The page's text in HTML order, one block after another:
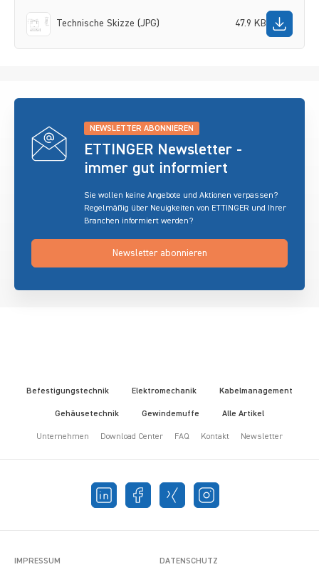
Technische Skizze (JPG) 47.9 KB
NEWSLETTER ABONNIEREN
ETTINGER Newsletter -
immer gut informiert
Sie wollen keine Angebote und Aktionen verpassen?
Regelmäßig über Neuigkeiten von ETTINGER und Ihrer
Branchen informiert werden?
Newsletter abonnieren
Befestigungstechnik Elektromechanik Kabelmanagement
Gehäusetechnik Gewindemuffe Alle Artikel
Unternehmen Download Center FAQ Kontakt Newsletter
IMPRESSUM DATENSCHUTZ